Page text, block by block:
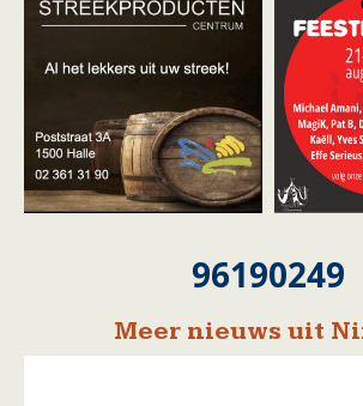
96190249
Meer nieuws uit